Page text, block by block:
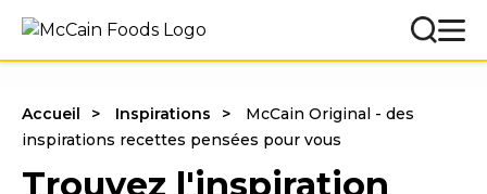
Accueil Inspirations
McCain Original - des
inspirations recettes pensées pour vous
Trouvez l'inspiration